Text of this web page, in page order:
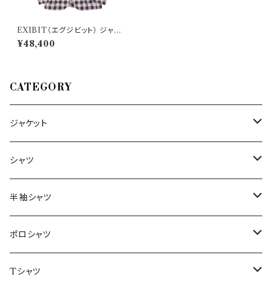
EXIBIT（エグジビット） ジャケ
ット GCD32945 31596
¥48,400
CATEGORY
ジャケット
～44/S
46/M
48/L
50/XL～
シャツ
～44/S
46/M
48/L
半袖シャツ
～44/S
46/M
ポロシャツ
～44/S
Tシャツ